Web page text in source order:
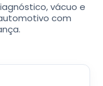
vácuo e
com